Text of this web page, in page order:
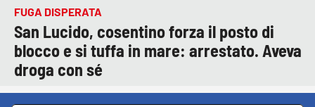
FUGA DISPERATA
San Lucido, cosentino forza il posto di
blocco e si tuffa in mare: arrestato. Aveva
droga con sé